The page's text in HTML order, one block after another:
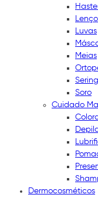
Luvas
Meias
Soro
Cuidado
Dermocosméticos